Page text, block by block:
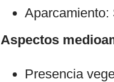
Aparcamiento:
Aspectos
Presencia